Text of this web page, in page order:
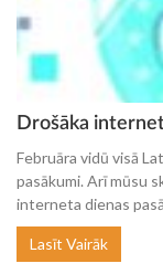
Drošāka
Februāra vidū visā
pasākumi. Arī mūsu
interneta dienas
Lasīt Vairāk